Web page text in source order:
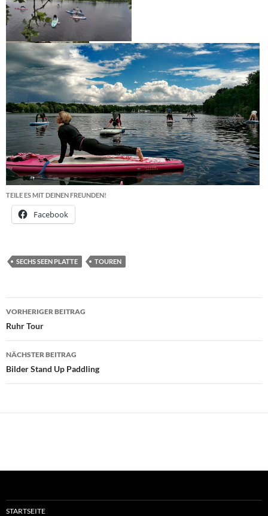
TEILE ES MIT DEINEN FREUNDEN!
Facebook
SECHS SEEN PLATTE TOUREN
Beitragsnavigation
VORHERIGER BEITRAG
Ruhr Tour
NÄCHSTER BEITRAG
Bilder Stand Up Paddling
STARTSEITE